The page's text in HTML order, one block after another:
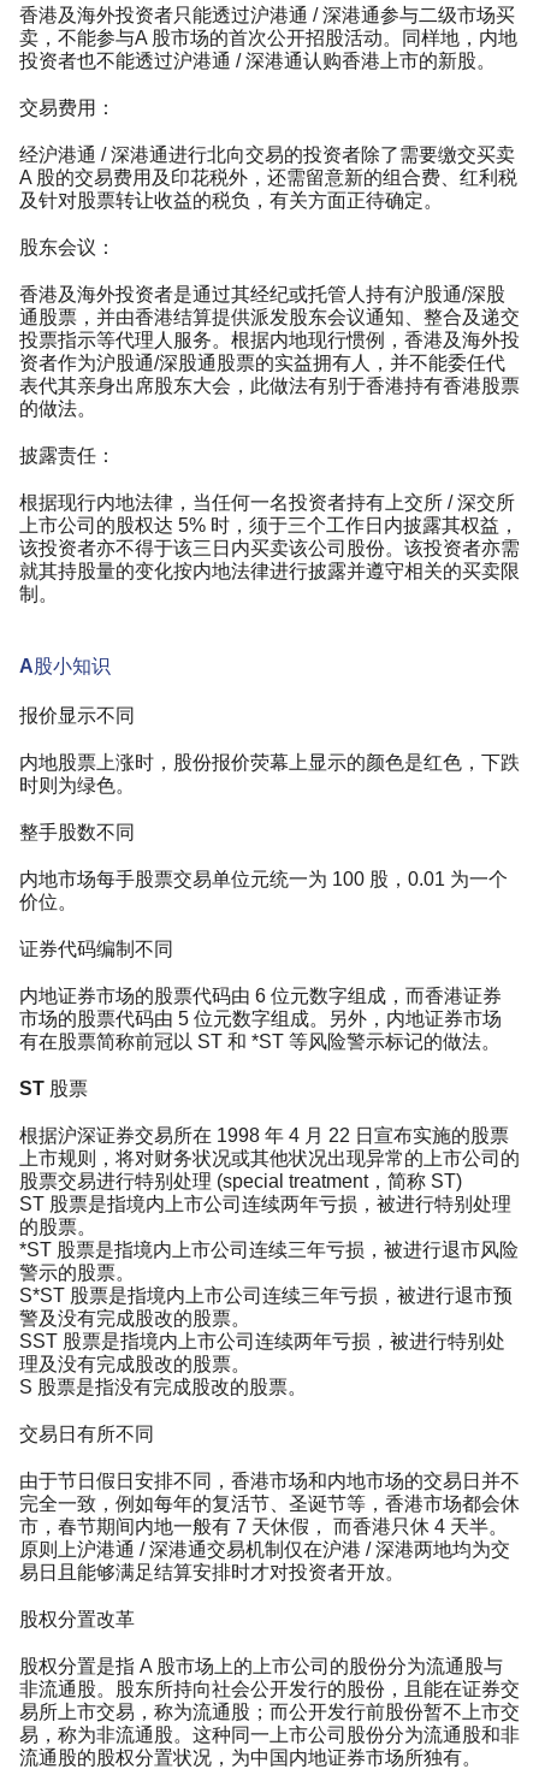
香港及海外投资者只能透过沪港通 / 深港通参与二级市场买
卖，不能参与A 股市场的首次公开招股活动。同样地，内地
投资者也不能透过沪港通 / 深港通认购香港上市的新股。
交易费用：
经沪港通 / 深港通进行北向交易的投资者除了需要缴交买卖
A 股的交易费用及印花税外，还需留意新的组合费、红利税
及针对股票转让收益的税负，有关方面正待确定。
股东会议：
香港及海外投资者是通过其经纪或托管人持有沪股通/深股
通股票，并由香港结算提供派发股东会议通知、整合及递交
投票指示等代理人服务。根据内地现行惯例，香港及海外投
资者作为沪股通/深股通股票的实益拥有人，并不能委任代
表代其亲身出席股东大会，此做法有别于香港持有香港股票
的做法。
披露责任：
根据现行内地法律，当任何一名投资者持有上交所 / 深交所
上市公司的股权达 5% 时，须于三个工作日内披露其权益，
该投资者亦不得于该三日内买卖该公司股份。该投资者亦需
就其持股量的变化按内地法律进行披露并遵守相关的买卖限
制。
A股小知识
报价显示不同
内地股票上涨时，股份报价荧幕上显示的颜色是红色，下跌
时则为绿色。
整手股数不同
内地市场每手股票交易单位元统一为 100 股，0.01 为一个
价位。
证券代码编制不同
内地证券市场的股票代码由 6 位元数字组成，而香港证券
市场的股票代码由 5 位元数字组成。另外，内地证券市场
有在股票简称前冠以 ST 和 *ST 等风险警示标记的做法。
ST 股票
根据沪深证券交易所在 1998 年 4 月 22 日宣布实施的股票
上市规则，将对财务状况或其他状况出现异常的上市公司的
股票交易进行特别处理 (special treatment，简称 ST)
ST 股票是指境内上市公司连续两年亏损，被进行特别处理
的股票。
*ST 股票是指境内上市公司连续三年亏损，被进行退市风险
警示的股票。
S*ST 股票是指境内上市公司连续三年亏损，被进行退市预
警及没有完成股改的股票。
SST 股票是指境内上市公司连续两年亏损，被进行特别处
理及没有完成股改的股票。
S 股票是指没有完成股改的股票。
交易日有所不同
由于节日假日安排不同，香港市场和内地市场的交易日并不
完全一致，例如每年的复活节、圣诞节等，香港市场都会休
市，春节期间内地一般有 7 天休假， 而香港只休 4 天半。
原则上沪港通 / 深港通交易机制仅在沪港 / 深港两地均为交
易日且能够满足结算安排时才对投资者开放。
股权分置改革
股权分置是指 A 股市场上的上市公司的股份分为流通股与
非流通股。股东所持向社会公开发行的股份，且能在证券交
易所上市交易，称为流通股；而公开发行前股份暂不上市交
易，称为非流通股。这种同一上市公司股份分为流通股和非
流通股的股权分置状况，为中国内地证券市场所独有。